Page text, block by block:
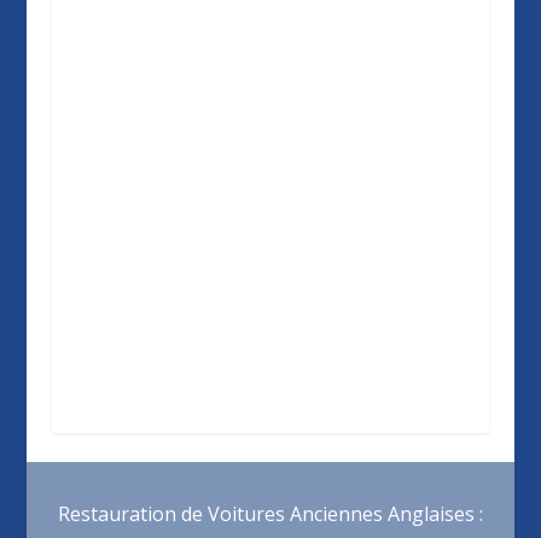
Restauration de Voitures Anciennes Anglaises :